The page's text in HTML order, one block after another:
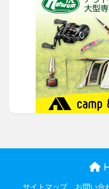
サイトマップ お問い合